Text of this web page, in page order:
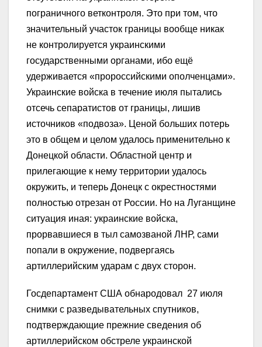
пограничного ветконтроля. Это при том, что
значительный участок границы вообще никак
не контролируется украинскими
государственными органами, ибо ещё
удерживается «пророссийскими ополченцами».
Украинские войска в течение июля пытались
отсечь сепаратистов от границы, лишив
источников «подвоза». Ценой больших потерь
это в общем и целом удалось применительно к
Донецкой области. Областной центр и
прилегающие к нему территории удалось
окружить, и теперь Донецк с окрестностями
полностью отрезан от России. Но на Луганщине
ситуация иная: украинские войска,
прорвавшиеся в тыл самозваной ЛНР, сами
попали в окружение, подвергаясь
артиллерийским ударам с двух сторон.
Госдепартамент США обнародовал 27 июля
снимки с разведывательных спутников,
подтверждающие прежние сведения об
артиллерийском обстреле украинской